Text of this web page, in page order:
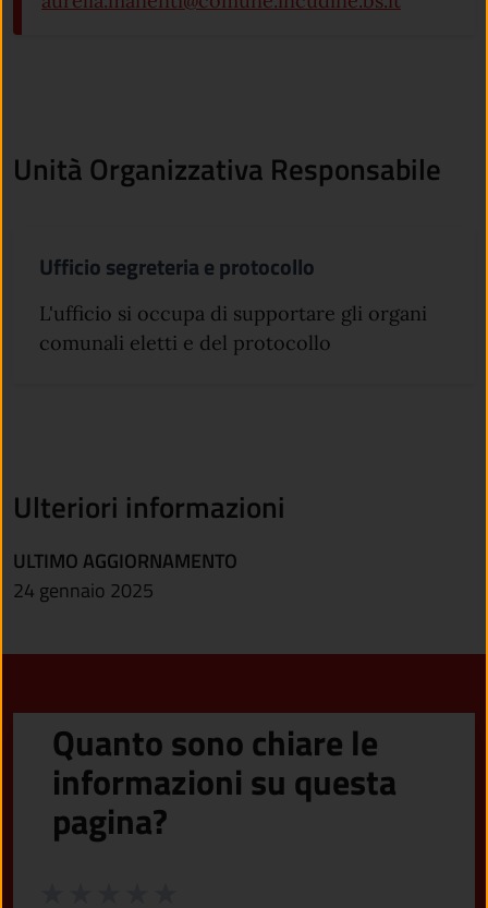
Unità Organizzativa Responsabile
Ufficio segreteria e protocollo
L'ufficio si occupa di supportare gli organi
comunali eletti e del protocollo
Ulteriori informazioni
ULTIMO AGGIORNAMENTO
24 gennaio 2025
Quanto sono chiare le
informazioni su questa
pagina?